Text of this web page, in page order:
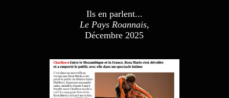
Ils en parlent...
Le Pays Roannais,
Décembre 2025